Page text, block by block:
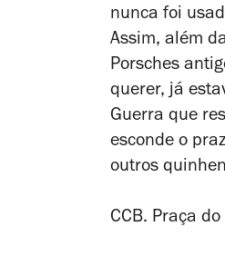
nunca foi
Assim, além
Porsches
querer, já
Guerra que
esconde o
outros
CCB. Praça